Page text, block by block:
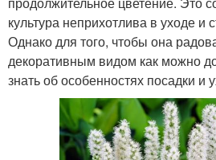
культура неприхотлива в уходе и
Однако для того, чтобы она
декоративным видом как можно
знать об особенностях посадки и